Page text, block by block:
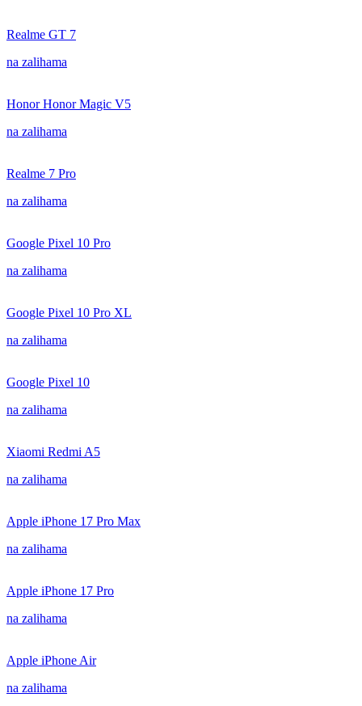
Realme GT 7
na zalihama
Honor Honor Magic V5
na zalihama
Realme 7 Pro
na zalihama
Google Pixel 10 Pro
na zalihama
Google Pixel 10 Pro XL
na zalihama
Google Pixel 10
na zalihama
Xiaomi Redmi A5
na zalihama
Apple iPhone 17 Pro Max
na zalihama
Apple iPhone 17 Pro
na zalihama
Apple iPhone Air
na zalihama